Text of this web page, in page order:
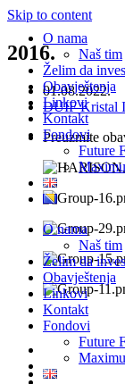
Skip to content
O nama
Naš tim
Želim da
Obavještenja
Linkovi
Kontakt
Fondovi
Future
O nama
Naš tim
Želim da
Obavještenja
Linkovi
Kontakt
Fondovi
Future
2016.
01.08.2022.
DUIF Kristal
Preuzmite